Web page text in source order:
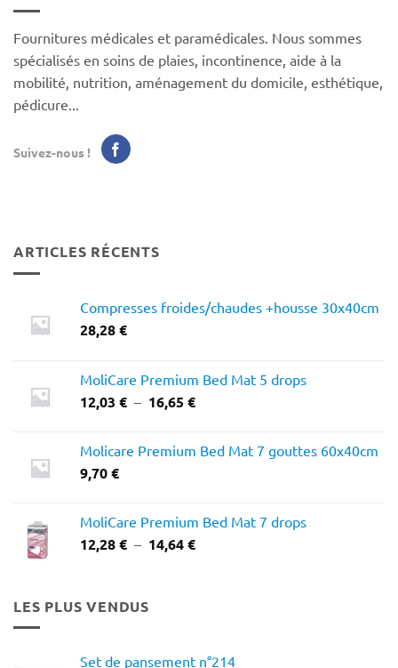
Fournitures médicales et paramédicales. Nous sommes
spécialisés en soins de plaies, incontinence, aide à la
mobilité, nutrition, aménagement du domicile, esthétique,
pédicure...
Suivez-nous !
ARTICLES RÉCENTS
Compresses froides/chaudes +housse 30x40cm
28,28€
MoliCare Premium Bed Mat 5 drops
12,03 € – 16,65€Plage
12,03 €
Molicare Premium Bed Mat 7 gouttes 60x40cm
9,70€
MoliCare Premium Bed Mat 7 drops
12,28€ – 14,64€Plage
LES PLUS VENDUS
Set de pansement n°214